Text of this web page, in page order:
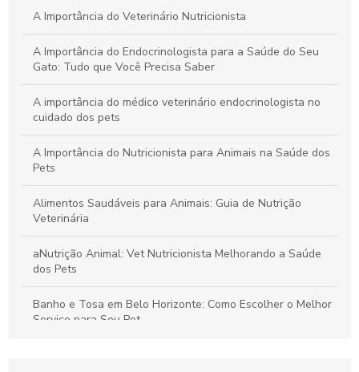
A Importância do Veterinário Nutricionista
A Importância do Endocrinologista para a Saúde do Seu
Gato: Tudo que Você Precisa Saber
A importância do médico veterinário endocrinologista no
cuidado dos pets
A Importância do Nutricionista para Animais na Saúde dos
Pets
Alimentos Saudáveis para Animais: Guia de Nutrição
Veterinária
aNutrição Animal: Vet Nutricionista Melhorando a Saúde
dos Pets
Banho e Tosa em Belo Horizonte: Como Escolher o Melhor
Serviço para Seu Pet